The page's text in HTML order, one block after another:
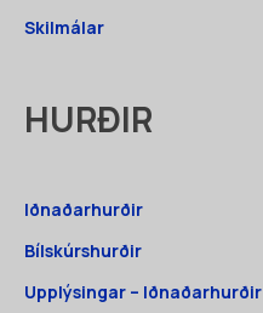
Skilmálar
HURÐIR
Iðnaðarhurðir
Bílskúrshurðir
Upplýsingar – Iðnaðarhurðir